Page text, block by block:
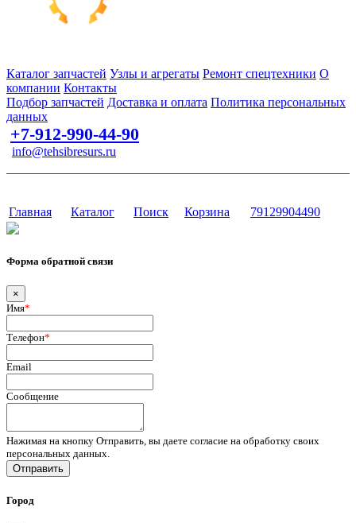
Каталог запчастей Узлы и агрегаты Ремонт спецтехники О
компании Контакты
Подбор запчастей Доставка и оплата Политика персональных
данных
+7-912-990-44-90
info@tehsibresurs.ru
Главная Каталог Поиск Корзина 79129904490
Форма обратной связи
×
Имя*
Телефон*
Email
Сообщение
Нажимая на кнопку Отправить, вы даете согласие на обработку своих
персональных данных.
Отправить
Город